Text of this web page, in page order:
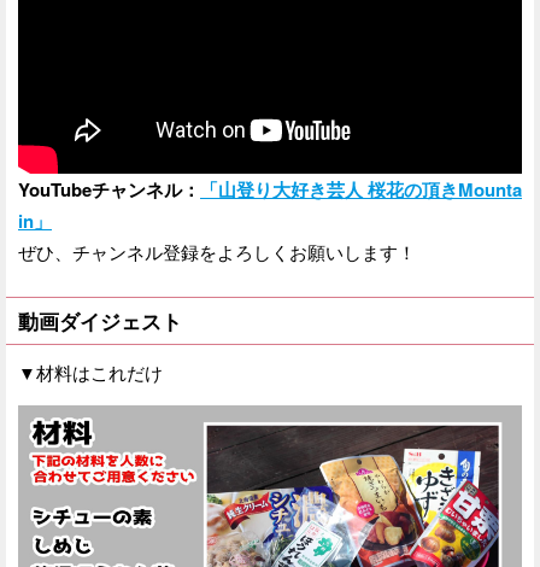
YouTubeチャンネル：
「山登り大好き芸人 桜花の頂きMounta
in」
ぜひ、チャンネル登録をよろしくお願いします！
動画ダイジェスト
▼材料はこれだけ